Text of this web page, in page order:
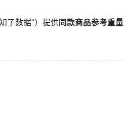
了数据”）提供同款商品参考重量